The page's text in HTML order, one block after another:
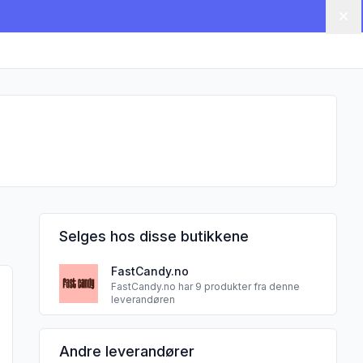
White Cheddar 80 g"
"Kernel Popcornkrydder Cheesy Jalapeño 68 g"
Selges hos disse butikkene
FastCandy.no
FastCandy.no har 9 produkter fra denne
leverandøren
Andre leverandører